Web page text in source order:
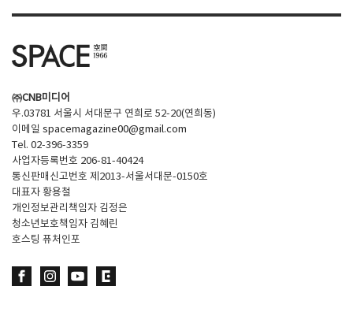
기사문의
Contact
㈜CNB미디어
우.03781 서울시 서대문구 연희로 52-20(연희동)
이메일 spacemagazine00@gmail.com
Tel. 02-396-3359
사업자등록번호 206-81-40424
통신판매신고번호 제2013-서울서대문-0150호
대표자 황용철
개인정보관리책임자 김정은
청소년보호책임자 김혜린
호스팅 퓨처인포